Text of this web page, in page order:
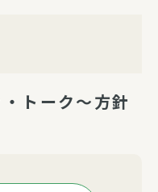
トーク～方針